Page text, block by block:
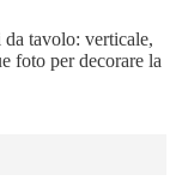
tavolo: verticale,
foto per decorare la